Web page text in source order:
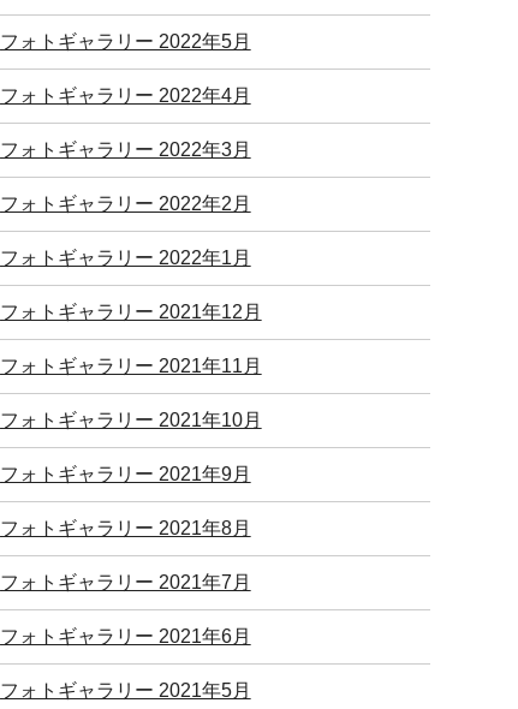
フォトギャラリー 2022年5月
フォトギャラリー 2022年4月
フォトギャラリー 2022年3月
フォトギャラリー 2022年2月
フォトギャラリー 2022年1月
フォトギャラリー 2021年12月
フォトギャラリー 2021年11月
フォトギャラリー 2021年10月
フォトギャラリー 2021年9月
フォトギャラリー 2021年8月
フォトギャラリー 2021年7月
フォトギャラリー 2021年6月
フォトギャラリー 2021年5月